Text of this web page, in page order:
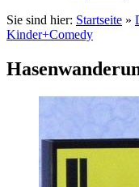
Sie sind hier: Startseite »
Kinder+Comedy